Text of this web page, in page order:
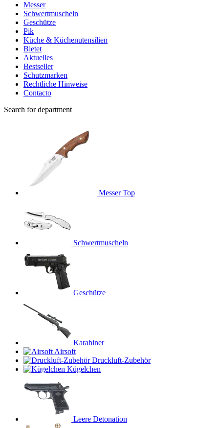
Messer
Schwertmuscheln
Geschütze
Pik
Küche & Küchenutensilien
Bietet
Aktuelles
Bestseller
Schutzmarken
Rechtliche Hinweise
Contacto
Search for department
MesserTop
Schwertmuscheln
Geschütze
Karabiner
Airsoft
Druckluft-Zubehör
Kügelchen
Leere Detonation